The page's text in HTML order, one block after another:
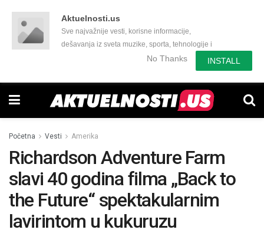
Aktuelnosti.us
Sve najvažnije vesti, korisne informacije,
dešavanja iz sveta muzike, sporta, tehnologije i
još mnogo toga zanimljivog.No Thanks INSTALL
Početna Vesti Amerika
Richardson Adventure Farm
slavi 40 godina filma „Back to
the Future“ spektakularnim
lavirintom u kukuruzu